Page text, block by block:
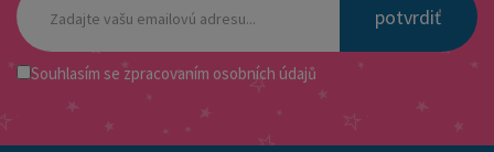
potvrdiť
Souhlasím se zpracovaním osobních údajů